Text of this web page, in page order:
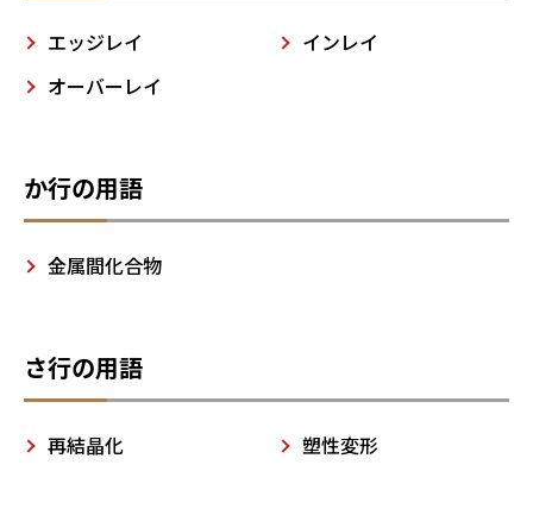
エッジレイ
インレイ
オーバーレイ
か行の用語
金属間化合物
さ行の用語
再結晶化 塑性変形